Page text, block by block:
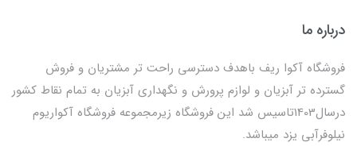
درباره ما
فروشگاه آکوا ریف باهدف دسترسی راحت تر مشتریان و فروش
گسترده تر آبزیان و لوازم پرورش و نگهداری آبزیان به تمام نقاط کشور
درسال1403تاسیس شد این فروشگاه زیرمجموعه فروشگاه آکواریوم
نیلوفرآبی یزد میباشد.